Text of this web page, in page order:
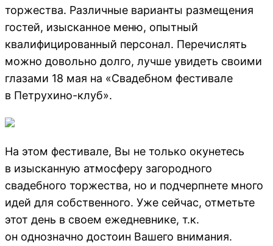
торжества. Различные варианты размещения
гостей, изысканное меню, опытный
квалифицированный персонал. Перечислять
можно довольно долго, лучше увидеть своими
глазами 18 мая на «Свадебном фестивале
в Петрухино-клуб».
На этом фестивале, Вы не только окунетесь
в изысканную атмосферу загородного
свадебного торжества, но и подчерпнете много
идей для собственного. Уже сейчас, отметьте
этот день в своем ежедневнике, т.к.
он однозначно достоин Вашего внимания.